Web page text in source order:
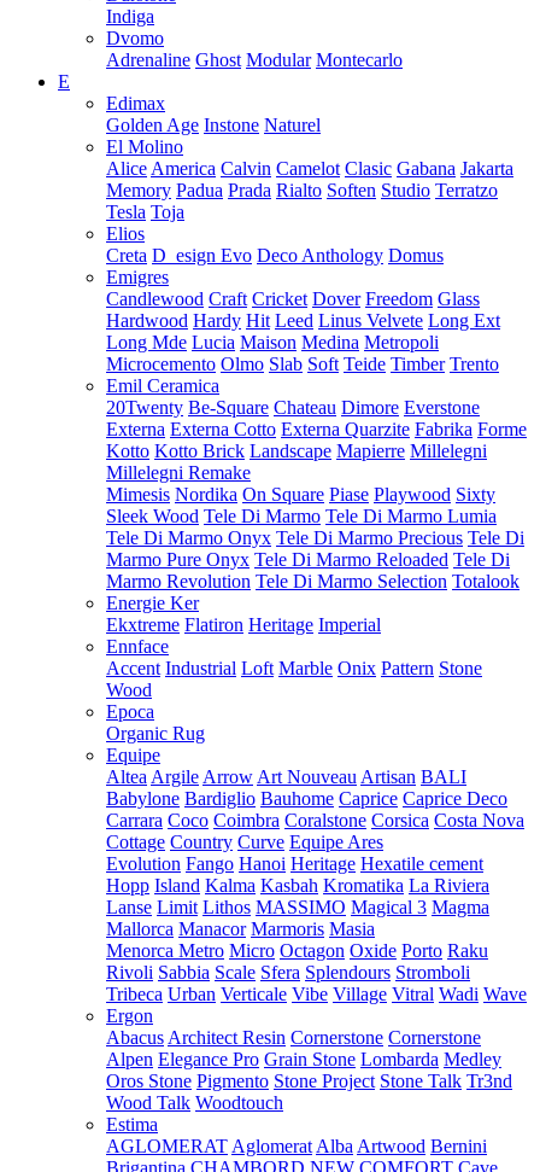
Indiga
Dvomo
Adrenaline Ghost Modular Montecarlo
E
Edimax
Golden Age Instone Naturel
El Molino
Alice America Calvin Camelot Clasic Gabana Jakarta
Memory Padua Prada Rialto Soften Studio Terratzo
Tesla Toja
Elios
Creta D_esign Evo Deco Anthology Domus
Emigres
Candlewood Craft Cricket Dover Freedom Glass
Hardwood Hardy Hit Leed Linus Velvete Long Ext
Long Mde Lucia Maison Medina Metropoli
Microcemento Olmo Slab Soft Teide Timber Trento
Emil Ceramica
20Twenty Be-Square Chateau Dimore Everstone
Externa Externa Cotto Externa Quarzite Fabrika Forme
Kotto Kotto Brick Landscape Mapierre Millelegni
Millelegni Remake
Mimesis Nordika On Square Piase Playwood Sixty
Sleek Wood Tele Di Marmo Tele Di Marmo Lumia
Tele Di Marmo Onyx Tele Di Marmo Precious Tele Di
Marmo Pure Onyx Tele Di Marmo Reloaded Tele Di
Marmo Revolution Tele Di Marmo Selection Totalook
Energie Ker
Ekxtreme Flatiron Heritage Imperial
Ennface
Accent Industrial Loft Marble Onix Pattern Stone
Wood
Epoca
Organic Rug
Equipe
Altea Argile Arrow Art Nouveau Artisan BALI
Babylone Bardiglio Bauhome Caprice Caprice Deco
Carrara Coco Coimbra Coralstone Corsica Costa Nova
Cottage Country Curve Equipe Ares
Evolution Fango Hanoi Heritage Hexatile cement
Hopp Island Kalma Kasbah Kromatika La Riviera
Lanse Limit Lithos MASSIMO Magical 3 Magma
Mallorca Manacor Marmoris Masia
Menorca Metro Micro Octagon Oxide Porto Raku
Rivoli Sabbia Scale Sfera Splendours Stromboli
Tribeca Urban Verticale Vibe Village Vitral Wadi Wave
Ergon
Abacus Architect Resin Cornerstone Cornerstone
Alpen Elegance Pro Grain Stone Lombarda Medley
Oros Stone Pigmento Stone Project Stone Talk Tr3nd
Wood Talk Woodtouch
Estima
AGLOMERAT Aglomerat Alba Artwood Bernini